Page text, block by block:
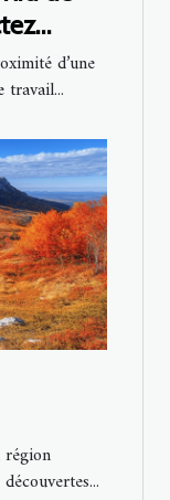
d’une
travail...